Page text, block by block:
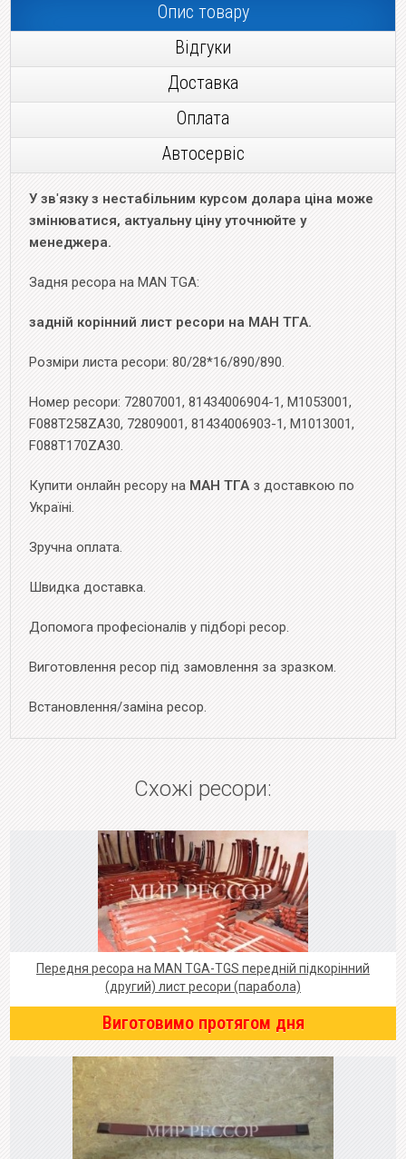
Опис товару
Відгуки
Доставка
Оплата
Автосервіс
У зв'язку з нестабільним курсом долара ціна може
змінюватися, актуальну ціну уточнюйте у
менеджера.
Задня ресора на MAN TGA:
задній корінний лист ресори на МАН ТГА.
Розміри листа ресори: 80/28*16/890/890.
Номер ресори: 72807001, 81434006904-1, M1053001,
F088T258ZA30, 72809001, 81434006903-1, M1013001,
F088T170ZA30.
Купити онлайн ресору на МАН ТГА з доставкою по
Україні.
Зручна оплата.
Швидка доставка.
Допомога професіоналів у підборі ресор.
Виготовлення ресор під замовлення за зразком.
Встановлення/заміна ресор.
Схожі ресори:
Передня ресора на MAN TGA-TGS передній підкорінний
(другий) лист ресори (парабола)
Виготовимо протягом дня